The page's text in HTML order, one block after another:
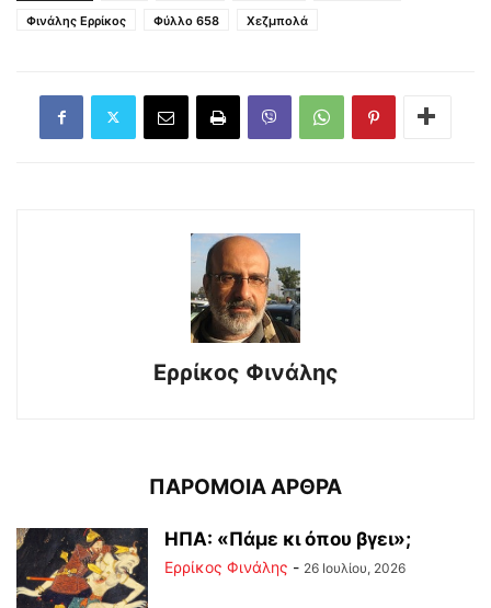
Φινάλης Ερρίκος
Φύλλο 658 Χεζμπολά
Ερρίκος Φινάλης
ΠΑΡΟΜΟΙΑ ΑΡΘΡΑ
ΗΠΑ: «Πάμε κι όπου βγει»;
Ερρίκος Φινάλης - 26 Ιουλίου, 2026